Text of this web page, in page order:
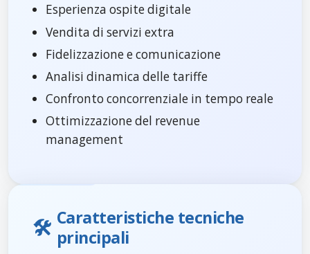
Esperienza ospite digitale
Vendita di servizi extra
Fidelizzazione e comunicazione
Analisi dinamica delle tariffe
Confronto concorrenziale in tempo reale
Ottimizzazione del revenue
management
🛠️ Caratteristiche tecniche
principali